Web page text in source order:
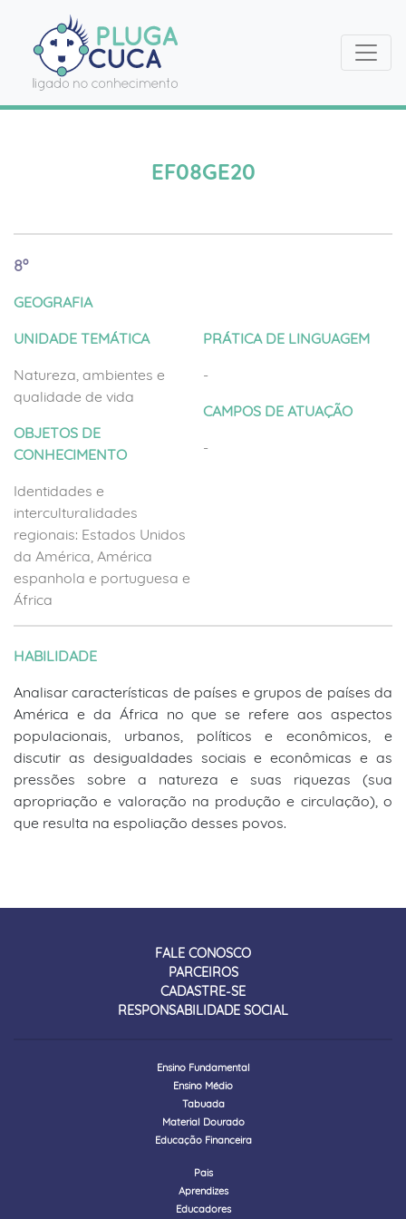
EF08GE20
8º
GEOGRAFIA
UNIDADE TEMÁTICA
Natureza, ambientes e
qualidade de vida
OBJETOS DE
CONHECIMENTO
Identidades e
interculturalidades
regionais: Estados Unidos
da América, América
espanhola e portuguesa e
África
PRÁTICA DE LINGUAGEM
-
CAMPOS DE ATUAÇÃO
-
HABILIDADE
Analisar características de países e grupos de países da
América e da África no que se refere aos aspectos
populacionais, urbanos, políticos e econômicos, e
discutir as desigualdades sociais e econômicas e as
pressões sobre a natureza e suas riquezas (sua
apropriação e valoração na produção e circulação), o
que resulta na espoliação desses povos.
FALE CONOSCO
PARCEIROS
CADASTRE-SE
RESPONSABILIDADE SOCIAL
Ensino Fundamental
Ensino Médio
Tabuada
Material Dourado
Educação Financeira
Pais
Aprendizes
Educadores